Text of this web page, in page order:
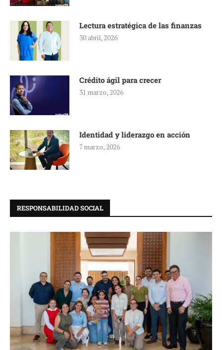
Lectura estratégica de las finanzas
30 abril, 2026
Crédito ágil para crecer
31 marzo, 2026
Identidad y liderazgo en acción
7 marzo, 2026
RESPONSABILIDAD SOCIAL